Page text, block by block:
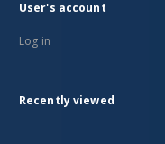
User's account
Log in
Recently viewed